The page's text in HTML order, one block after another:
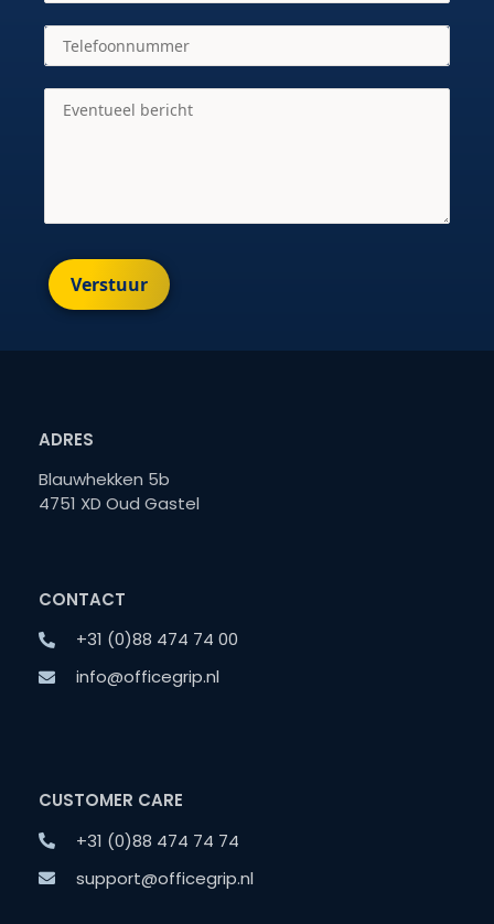
Verstuur
ADRES
Blauwhekken 5b
4751 XD Oud Gastel
CONTACT
+31 (0)88 474 74 00
info@officegrip.nl
CUSTOMER CARE
+31 (0)88 474 74 74
support@officegrip.nl